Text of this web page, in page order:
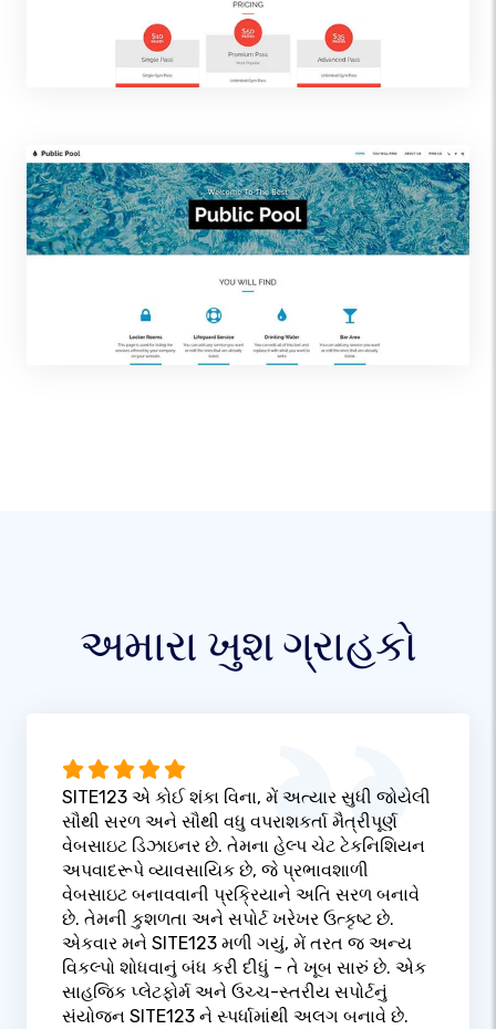
અમારા ખુશ ગ્રાહકો
SITE123 એ કોઈ શંકા વિના, મેં અત્યાર સુધી જોયેલી
સૌથી સરળ અને સૌથી વધુ વપરાશકર્તા મૈત્રીપૂર્ણ
વેબસાઇટ ડિઝાઇનર છે. તેમના હેલ્પ ચેટ ટેકનિશિયન
અપવાદરૂપે વ્યાવસાયિક છે, જે પ્રભાવશાળી
વેબસાઇટ બનાવવાની પ્રક્રિયાને અતિ સરળ બનાવે
છે. તેમની કુશળતા અને સપોર્ટ ખરેખર ઉત્કૃષ્ટ છે.
એકવાર મને SITE123 મળી ગયું, મેં તરત જ અન્ય
વિકલ્પો શોધવાનું બંધ કરી દીધું - તે ખૂબ સારું છે. એક
સાહજિક પ્લેટફોર્મ અને ઉચ્ચ-સ્તરીય સપોર્ટનું
સંયોજન SITE123 ને સ્પર્ધામાંથી અલગ બનાવે છે.